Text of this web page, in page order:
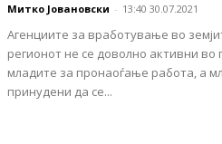
Митко Јовановски - 13:40 30.07.2021
Агенциите за вработување во
регионот не се доволно активни
младите за пронаоѓање работа, а
принудени да се...